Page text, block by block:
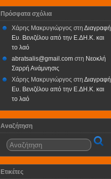
Πρόσφατα σχόλια
Χάρης Μακρυγιώργος στη Διαγραφή
Ευ. Βενιζέλου από την Ε.ΔΗ.Κ. και
το λαό
abratsalis@gmail.com στη Νεοκλή
Σαρρή Ανάμνησις
Χάρης Μακρυγιώργος στη Διαγραφή
Ευ. Βενιζέλου από την Ε.ΔΗ.Κ. και
το λαό
Αναζήτηση
Ετικέτες